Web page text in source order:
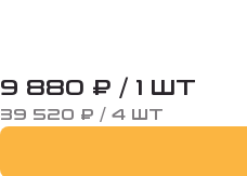
9 880 ₽ / 1 ШТ
39 520 ₽ / 4 ШТ